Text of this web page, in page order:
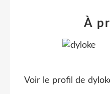
À
Voir le profil de